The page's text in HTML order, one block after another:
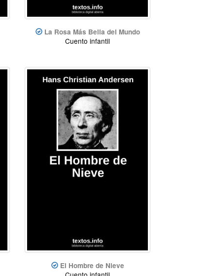
La Rosa Más Bella del Mundo
Cuento infantil
El Hombre de Nieve